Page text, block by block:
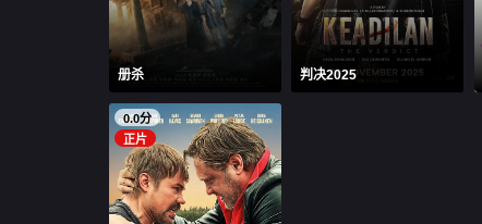
册杀 判决2025
0.0分
正片